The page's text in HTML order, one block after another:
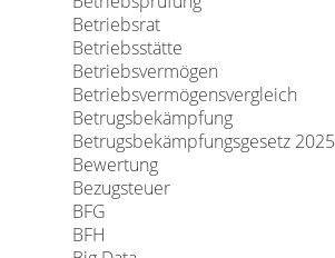
Betriebsrat
Betriebsstätte
Betriebsvermögen
Betriebsvermögensvergleich
Betrugsbekämpfung
Betrugsbekämpfungsgesetz 2025
Bewertung
Bezugsteuer
BFG
BFH